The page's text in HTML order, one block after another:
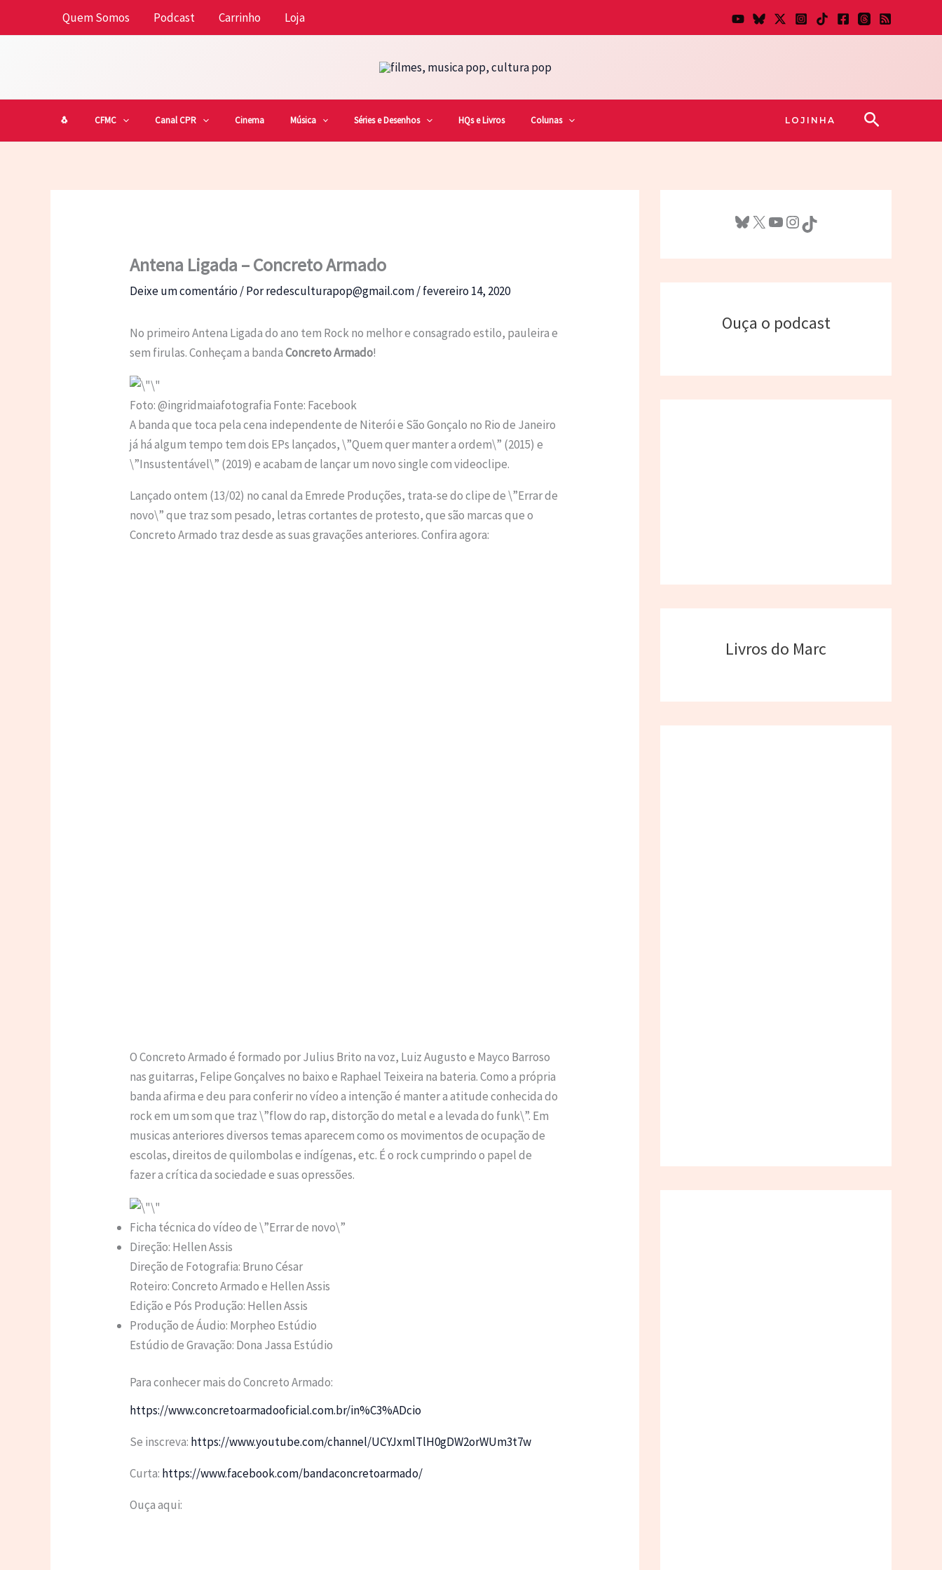
Quem Somos Podcast Carrinho Loja
🐧 CFMC Canal CPR Cinema Música Séries e Desenhos HQs e Livros Colunas LOJINHA Pesquisar
Antena Ligada – Concreto Armado
Deixe um comentário/ Porredesculturapop@gmail.com/fevereiro 14, 2020
No primeiro Antena Ligada do ano tem Rock no melhor e consagrado estilo, pauleira e
sem firulas. Conheçam a bandaConcreto Armado!
Foto: @ingridmaiafotografia Fonte: Facebook
A banda que toca pela cena independente de Niterói e São Gonçalo no Rio de Janeiro
já há algum tempo tem dois EPs lançados, \”Quem quer manter a ordem\” (2015) e
\”Insustentável\” (2019) e acabam de lançar um novo single com videoclipe.
Lançado ontem (13/02) no canal da Emrede Produções, trata-se do clipe de \”Errar de
novo\” que traz som pesado, letras cortantes de protesto, que são marcas que o
Concreto Armado traz desde as suas gravações anteriores. Confira agora:
O Concreto Armado é formado por Julius Brito na voz, Luiz Augusto e Mayco Barroso
nas guitarras, Felipe Gonçalves no baixo e Raphael Teixeira na bateria. Como a própria
banda afirma e deu para conferir no vídeo a intenção é manter a atitude conhecida do
rock em um som que traz \”flow do rap, distorção do metal e a levada do funk\”. Em
musicas anteriores diversos temas aparecem como os movimentos de ocupação de
escolas, direitos de quilombolas e indígenas, etc. É o rock cumprindo o papel de
fazer a crítica da sociedade e suas opressões.
Ficha técnica do vídeo de \”Errar de novo\”
Direção: Hellen Assis
Direção de Fotografia: Bruno César
Roteiro: Concreto Armado e Hellen Assis
Edição e Pós Produção: Hellen Assis
Produção de Áudio: Morpheo Estúdio
Estúdio de Gravação: Dona Jassa Estúdio
Para conhecer mais do Concreto Armado:
https://www.concretoarmadooficial.com.br/in%C3%ADcio
Se inscreva: https://www.youtube.com/channel/UCYJxmlTlH0gDW2orWUm3t7w
Curta: https://www.facebook.com/bandaconcretoarmado/
Ouça aqui:
Bluesky X Youtube InstagramTikTok
Ouça o podcast
Livros do Marc